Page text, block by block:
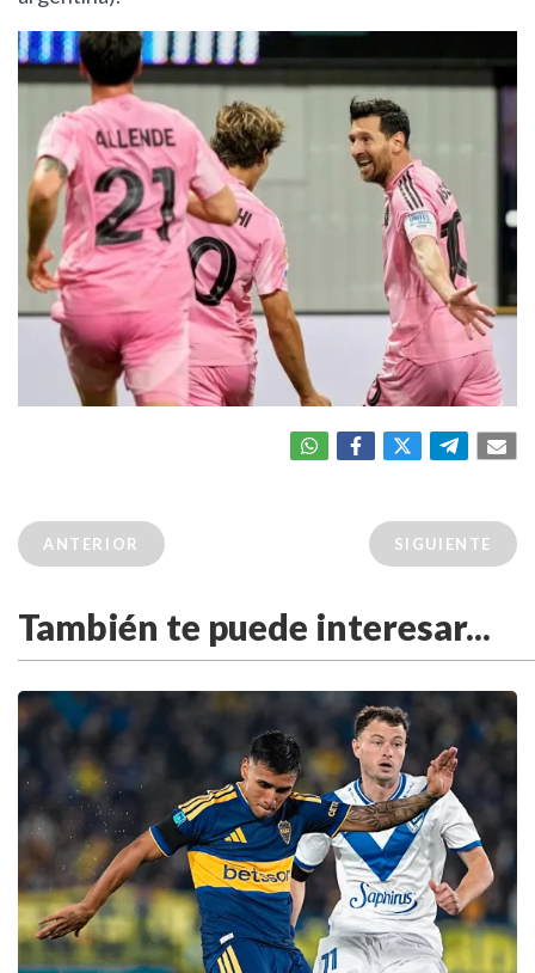
ANTERIOR SIGUIENTE
También te puede interesar...